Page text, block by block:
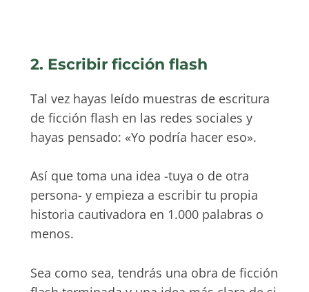
2. Escribir ficción flash
Tal vez hayas leído muestras de escritura
de ficción flash en las redes sociales y
hayas pensado: «Yo podría hacer eso».
Así que toma una idea -tuya o de otra
persona- y empieza a escribir tu propia
historia cautivadora en 1.000 palabras o
menos.
Sea como sea, tendrás una obra de ficción